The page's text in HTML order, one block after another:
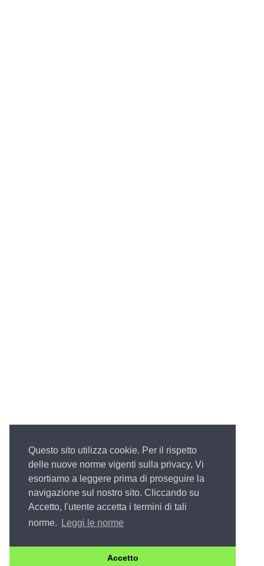
Questo sito utilizza cookie. Per il rispetto
delle nuove norme vigenti sulla privacy, Vi
esortiamo a leggere prima di proseguire la
navigazione sul nostro sito. Cliccando su
Accetto, l'utente accetta i termini di tali
norme.
Leggi le norme
Accetto